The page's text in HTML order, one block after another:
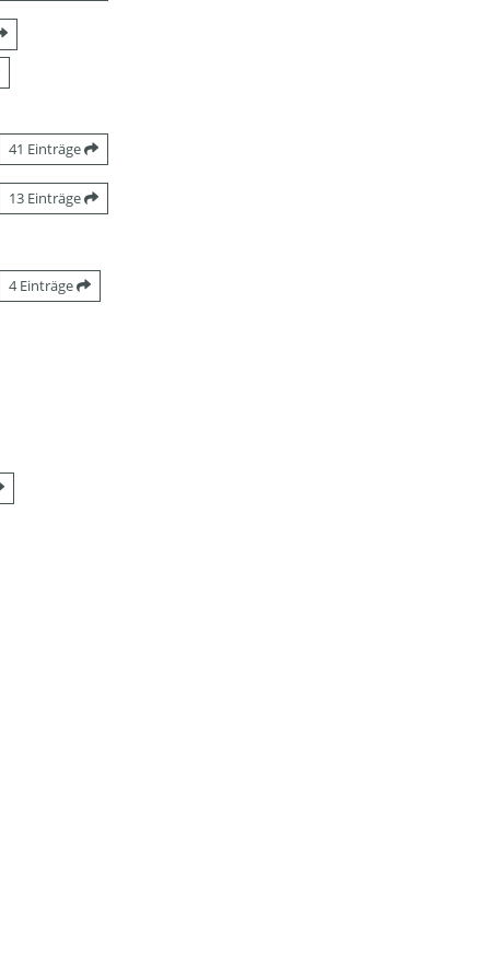
41 Einträge
13 Einträge
4 Einträge